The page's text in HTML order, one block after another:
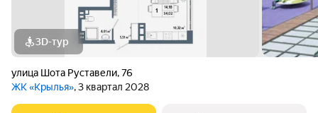
3D-тур
улица Шота Руставели,76
ЖК «Крылья», 3 квартал 2028